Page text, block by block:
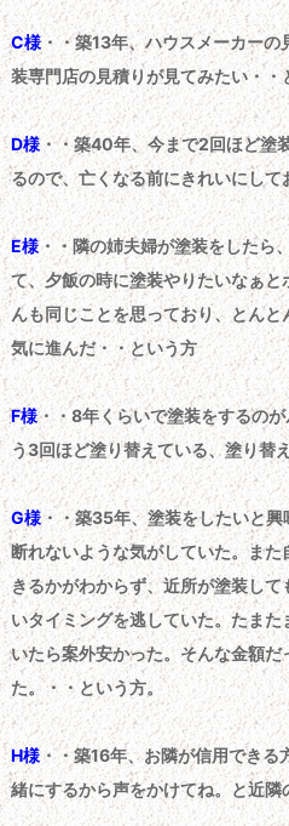
C様・・築13年、ハウスメーカー
装専門店の見積りが見てみたい・・
D様・・築40年、今まで2回ほど塗
るので、亡くなる前にきれいにし
E様・・隣の姉夫婦が塗装をしたら
て、夕飯の時に塗装やりたいなぁ
んも同じことを思っており、とん
気に進んだ・・という方
F様・・8年くらいで塗装をするの
う3回ほど塗り替えている、塗り替
G様・・築35年、塗装をしたいと
断れないような気がしていた。ま
きるかがわからず、近所が塗装し
いタイミングを逃していた。たま
いたら案外安かった。そんな金額
た。・・という方。
H様・・築16年、お隣が信用できる
緒にするから声をかけてね。と近